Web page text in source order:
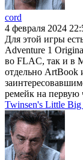
cord
4 февраля 2024
Для этой игры
Adventure 1
во FLAC, так и в
отдельно ArtBook
ремейк на первую
Twinsen's Little Big